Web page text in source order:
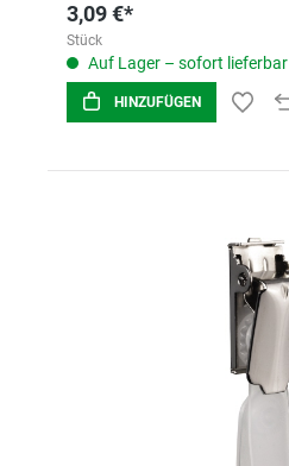
3,09 €*
Stück
Auf Lager – sofort lieferbar
HINZUFÜGEN